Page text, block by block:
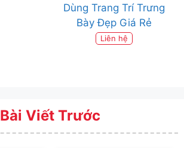
Dùng Trang Trí Trưng
Bày Đẹp Giá Rẻ
Liên hệ
Bài Viết Trước